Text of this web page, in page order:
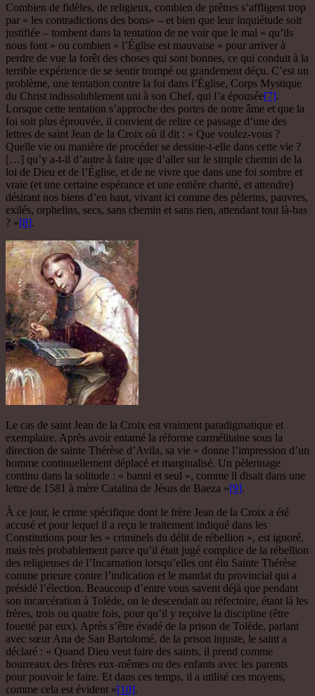
Combien de fidèles, de religieux, combien de prêtres s’affligent trop
par « les contradictions des bons» – et bien que leur inquiétude soit
justifiée – tombent dans la tentation de ne voir que le mal « qu’ils
nous font » ou combien « l’Église est mauvaise » pour arriver à
perdre de vue la forêt des choses qui sont bonnes, ce qui conduit à la
terrible expérience de se sentir trompé ou grandement déçu. C’est un
problème, une tentation contre la foi dans l’Église, Corps Mystique
du Christ indissolublement uni à son Chef, qui l’a épousée[7].
Lorsque cette tentation s’approche des portes de notre âme et que la
foi soit plus éprouvée, il convient de relire ce passage d’une des
lettres de saint Jean de la Croix où il dit : « Que voulez-vous ?
Quelle vie ou manière de procéder se dessine-t-elle dans cette vie ?
[…] qu’y a-t-il d’autre à faire que d’aller sur le simple chemin de la
loi de Dieu et de l’Église, et de ne vivre que dans une foi sombre et
vraie (et une certaine espérance et une entière charité, et attendre)
désirant nos biens d’en haut, vivant ici comme des pèlerins, pauvres,
exilés, orphelins, secs, sans chemin et sans rien, attendant tout là-bas
? »[8].
Le cas de saint Jean de la Croix est vraiment paradigmatique et
exemplaire. Après avoir entamé la réforme carmélitaine sous la
direction de sainte Thérèse d’Avila, sa vie « donne l’impression d’un
homme continuellement déplacé et marginalisé. Un pèlerinage
continu dans la solitude : « banni et seul », comme il disait dans une
lettre de 1581 à mère Catalina de Jésus de Baeza »[9].
À ce jour, le crime spécifique dont le frère Jean de la Croix a été
accusé et pour lequel il a reçu le traitement indiqué dans les
Constitutions pour les « criminels du délit de rébellion », est ignoré,
mais très probablement parce qu’il était jugé complice de la rébellion
des religieuses de l’Incarnation lorsqu’elles ont élu Sainte Thérèse
comme prieure contre l’indication et le mandat du provincial qui a
présidé l’élection. Beaucoup d’entre vous savent déjà que pendant
son incarcération à Tolède, on le descendait au réfectoire, étant là les
frères, trois ou quatre fois, pour qu’il y reçoive la discipline (être
fouetté par eux). Après s’être évadé de la prison de Tolède, parlant
avec sœur Ana de San Bartolomé, de la prison injuste, le saint a
déclaré : « Quand Dieu veut faire des saints, il prend comme
bourreaux des frères eux-mêmes ou des enfants avec les parents
pour pouvoir le faire. Et dans ces temps, il a utilisé ces moyens,
comme cela est évident »[10].